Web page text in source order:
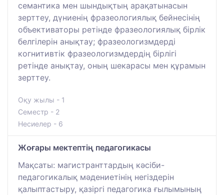
семантика мен шындықтың арақатынасын
зерттеу, дүниенің фразеологиялық бейнесінің
объективаторы ретінде фразеологиялық бірлік
белгілерін анықтау; фразеологизмдерді
когнитивтік фразеологизмдердің бірлігі
ретінде анықтау, оның шекарасы мен құрамын
зерттеу.
Оқу жылы - 1
Семестр - 2
Несиелер - 6
Жоғары мектептің педагогикасы
Мақсаты: магистранттардың кәсіби-
педагогикалық мәдениетінің негіздерін
қалыптастыру, қазіргі педагогика ғылымының